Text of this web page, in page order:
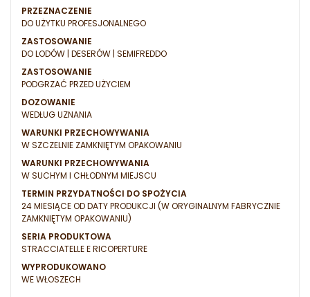
PRZEZNACZENIE
DO UŻYTKU PROFESJONALNEGO
ZASTOSOWANIE
DO LODÓW | DESERÓW | SEMIFREDDO
ZASTOSOWANIE
PODGRZAĆ PRZED UŻYCIEM
DOZOWANIE
WEDŁUG UZNANIA
WARUNKI PRZECHOWYWANIA
W SZCZELNIE ZAMKNIĘTYM OPAKOWANIU
WARUNKI PRZECHOWYWANIA
W SUCHYM I CHŁODNYM MIEJSCU
TERMIN PRZYDATNOŚCI DO SPOŻYCIA
24 MIESIĄCE OD DATY PRODUKCJI (W ORYGINALNYM FABRYCZNIE
ZAMKNIĘTYM OPAKOWANIU)
SERIA PRODUKTOWA
STRACCIATELLE E RICOPERTURE
WYPRODUKOWANO
WE WŁOSZECH